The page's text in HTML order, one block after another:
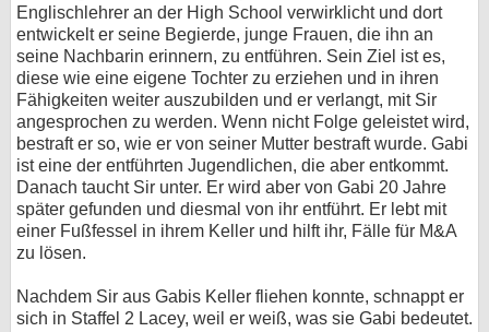
Englischlehrer an der High School verwirklicht und dort
entwickelt er seine Begierde, junge Frauen, die ihn an
seine Nachbarin erinnern, zu entführen. Sein Ziel ist es,
diese wie eine eigene Tochter zu erziehen und in ihren
Fähigkeiten weiter auszubilden und er verlangt, mit Sir
angesprochen zu werden. Wenn nicht Folge geleistet wird,
bestraft er so, wie er von seiner Mutter bestraft wurde. Gabi
ist eine der entführten Jugendlichen, die aber entkommt.
Danach taucht Sir unter. Er wird aber von Gabi 20 Jahre
später gefunden und diesmal von ihr entführt. Er lebt mit
einer Fußfessel in ihrem Keller und hilft ihr, Fälle für M&A
zu lösen.
Nachdem Sir aus Gabis Keller fliehen konnte, schnappt er
sich in Staffel 2 Lacey, weil er weiß, was sie Gabi bedeutet.